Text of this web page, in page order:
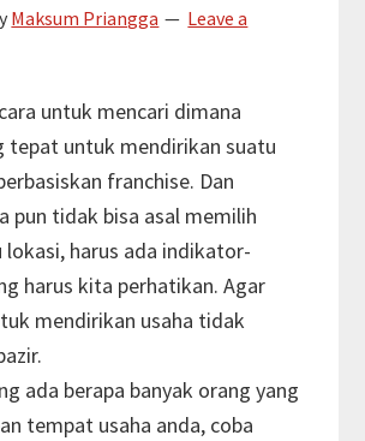
Maksum Priangga
Leave a
untuk mencari dimana
tepat untuk mendirikan suatu
franchise. Dan
pun tidak bisa asal memilih
harus ada indikator-
harus kita perhatikan. Agar
mendirikan usaha tidak
ada berapa banyak orang yang
tempat usaha anda, coba